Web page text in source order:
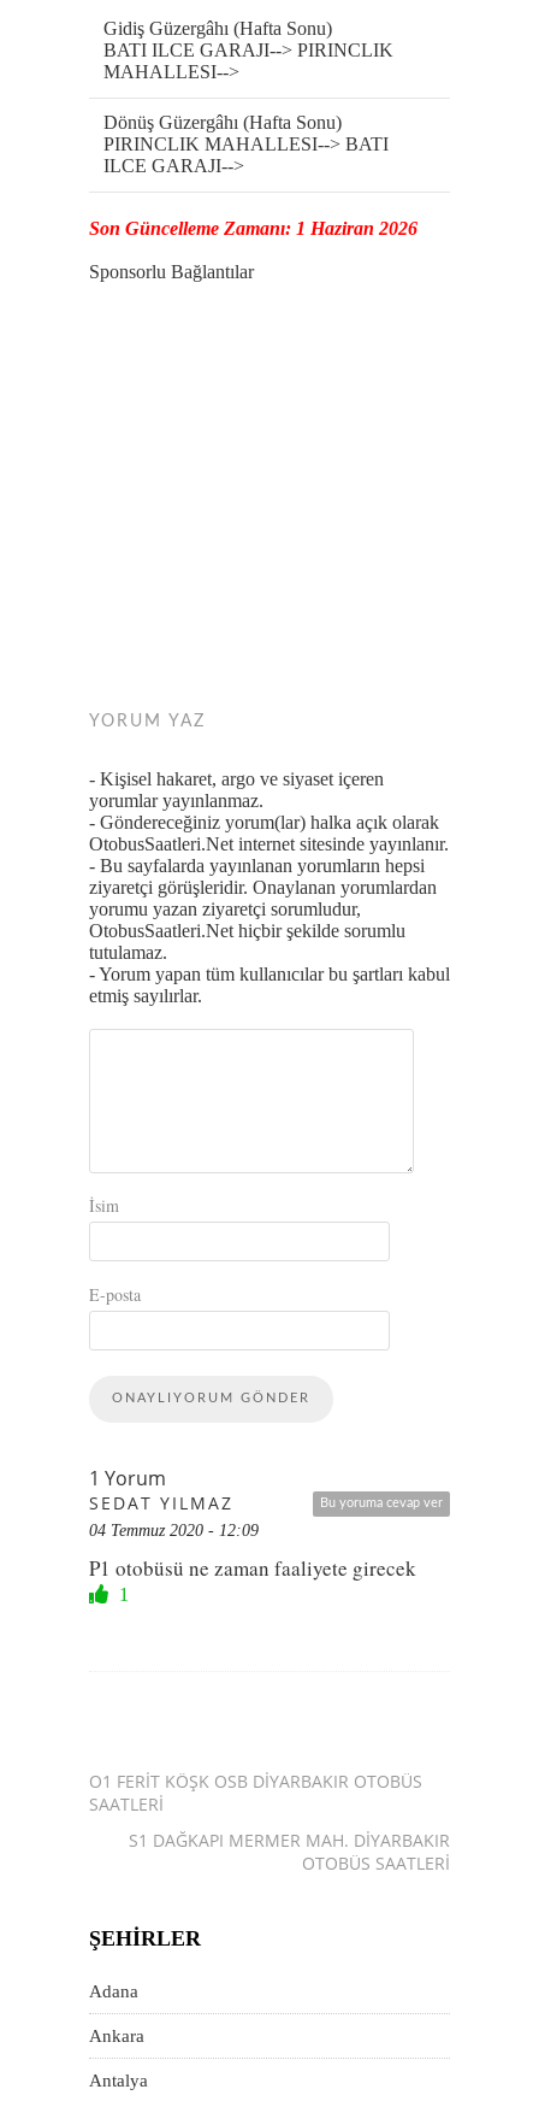
Gidiş Güzergâhı (Hafta Sonu)
BATI ILCE GARAJI--> PIRINCLIK
MAHALLESI-->
Dönüş Güzergâhı (Hafta Sonu)
PIRINCLIK MAHALLESI--> BATI
ILCE GARAJI-->
Son Güncelleme Zamanı: 1 Haziran 2026
Sponsorlu Bağlantılar
YORUM YAZ
- Kişisel hakaret, argo ve siyaset içeren
yorumlar yayınlanmaz.
- Göndereceğiniz yorum(lar) halka açık olarak
OtobusSaatleri.Net internet sitesinde yayınlanır.
- Bu sayfalarda yayınlanan yorumların hepsi
ziyaretçi görüşleridir. Onaylanan yorumlardan
yorumu yazan ziyaretçi sorumludur,
OtobusSaatleri.Net hiçbir şekilde sorumlu
tutulamaz.
- Yorum yapan tüm kullanıcılar bu şartları kabul
etmiş sayılırlar.
İsim
E-posta
1 Yorum
Bu yoruma cevap ver
SEDAT YILMAZ
04 Temmuz 2020 - 12:09
P1 otobüsü ne zaman faaliyete girecek
1
O1 FERIT KÖŞK OSB DIYARBAKIR OTOBÜS
SAATLERI
S1 DAĞKAPI MERMER MAH. DIYARBAKIR
OTOBÜS SAATLERI
ŞEHIRLER
Adana
Ankara
Antalya